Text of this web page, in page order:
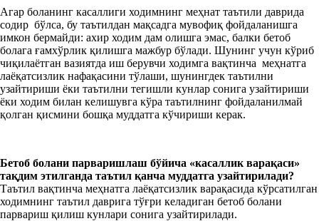
Агар боланинг касаллиги ходимнинг меҳнат таътили даврида
содир бўлса, бу таътилдан мақсадга мувофиқ фойдаланишга
имкон бермайди: ахир ходим дам олишга эмас, балки бетоб
болага ғамхўрлик қилишга мажбур бўлади. Шунинг учун кўриб
чиқилаётган вазиятда иш берувчи ходимга вақтинча меҳнатга
лаёқатсизлик нафақасини тўлаши, шунингдек таътилни
узайтириши ёки таътилни тегишли кунлар сонига узайтириши
ёки ходим билан келишувга кўра таътилнинг фойдаланилмай
қолган қисмини бошқа муддатга кўчириши керак.
Бетоб болани парваришлаш бўйича «касаллик варақаси»
тақдим этилганда таътил қанча муддатга узайтирилади?
Таътил вақтинча меҳнатга лаёқатсизлик варақасида кўрсатилган
ходимнинг таътил даврига тўғри келадиган бетоб болани
парвариш қилиш кунлари сонига узайтирилади.